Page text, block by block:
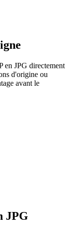
en JPG directement
d'origine ou
avant le
JPG